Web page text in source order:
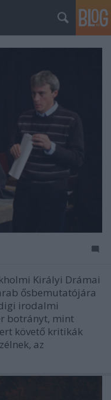
Királyi Drámai
ősbemutatójára
irodalmi
botrányt, mint
követő kritikák
az